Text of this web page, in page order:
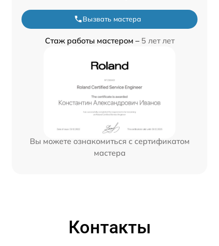
Вызвать мастера
Стаж работы мастером – 5 лет лет
Вы можете ознакомиться с сертификатом
мастера
Контакты